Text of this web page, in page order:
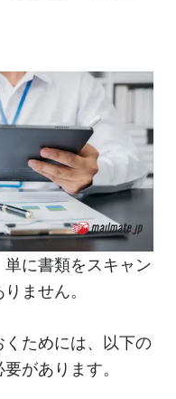
に書類をスキャン
ません。
くためには、以下の
があります。